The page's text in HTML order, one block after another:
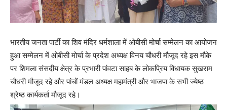
भारतीय जनता पार्टी का शिव मंदिर धर्मशाला में ओबीसी मोर्चा सम्मेलन का आयोजन
हुआ सम्मेलन में ओबीसी मोर्चा के प्रदेश अध्यक्ष विनय चौधरी मौजूद रहे इस मौके
पर शिमला संसदीय क्षेत्र के प्रभारी पांवटा साहब के लोकप्रिय विधायक सुखराम
चौधरी मौजूद रहे और पांचों मंडल अध्यक्ष महामंत्री और भाजपा के सभी ज्येष्ठ
श्रेष्ठ कार्यकर्ता मौजूद रहे।